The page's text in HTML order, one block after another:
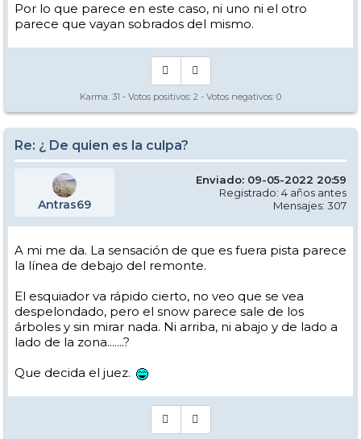
Por lo que parece en este caso, ni uno ni el otro
parece que vayan sobrados del mismo.
Karma: 31 - Votos positivos: 2 - Votos negativos: 0
Re: ¿ De quien es la culpa?
Antras69
Enviado: 09-05-2022 20:59
Registrado: 4 años antes
Mensajes: 307
A mi me da. La sensación de que es fuera pista parece
la línea de debajo del remonte.
El esquiador va rápido cierto, no veo que se vea
despelondado, pero el snow parece sale de los
árboles y sin mirar nada. Ni arriba, ni abajo y de lado a
lado de la zona.......?
Que decida el juez.